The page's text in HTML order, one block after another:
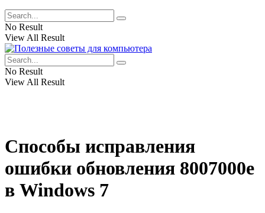
No Result
View All Result
No Result
View All Result
Способы исправления
ошибки обновления 8007000e
в Windows 7